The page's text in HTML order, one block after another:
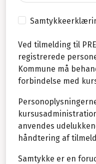
Ved tilmelding til
registrerede
Kommune må
forbindelse med
anvendes
håndtering af
Samtykke er en